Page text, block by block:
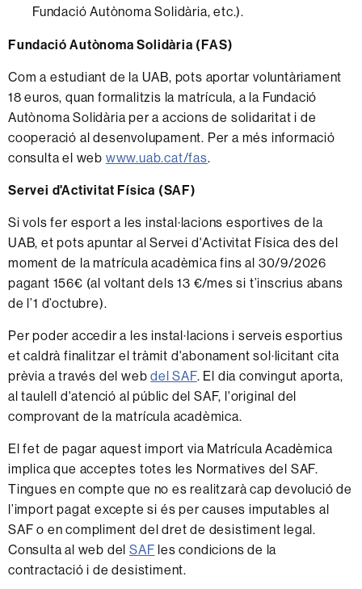
Fundació Autònoma Solidària, etc.).
Fundació Autònoma Solidària (FAS)
Com a estudiant de la UAB, pots aportar voluntàriament
18 euros, quan formalitzis la matrícula, a la Fundació
Autònoma Solidària per a accions de solidaritat i de
cooperació al desenvolupament. Per a més informació
consulta el web www.uab.cat/fas.
Servei d'Activitat Física (SAF)
Si vols fer esport a les instal·lacions esportives de la
UAB, et pots apuntar al Servei d'Activitat Física des del
moment de la matrícula acadèmica fins al 30/9/2026
pagant 156€ (al voltant dels 13 €/mes si t’inscrius abans
de l’1 d’octubre).
Per poder accedir a les instal·lacions i serveis esportius
et caldrà finalitzar el tràmit d'abonament sol·licitant cita
prèvia a través del webdel SAF. El dia convingut aporta,
al taulell d'atenció al públic del SAF, l'original del
comprovant de la matrícula acadèmica.
El fet de pagar aquest import via Matrícula Acadèmica
implica que acceptes totes les Normatives del SAF.
Tingues en compte que no es realitzarà cap devolució de
l’import pagat excepte si és per causes imputables al
SAF o en compliment del dret de desistiment legal.
Consulta al web delSAF les condicions de la
contractació i de desistiment.